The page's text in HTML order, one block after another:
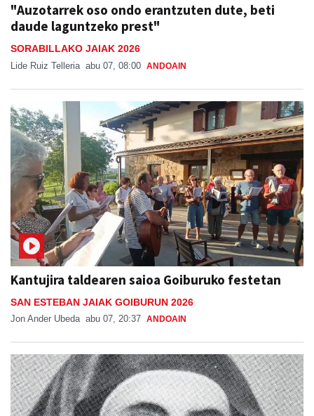
"Auzotarrek oso ondo erantzuten dute, beti
daude laguntzeko prest"
SORABILLAKO JAIAK 2026
Lide Ruiz Telleria abu 07, 08:00 ANDOAIN
Kantujira taldearen saioa Goiburuko festetan
SAN ESTEBAN JAIAK GOIBURUN 2026
Jon Ander Ubeda abu 07, 20:37 ANDOAIN